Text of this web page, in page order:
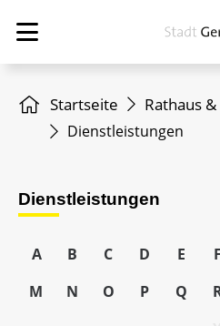
Startseite Rathaus
Dienstleistungen
Dienstleistungen
A B C D E F
M
N O P Q